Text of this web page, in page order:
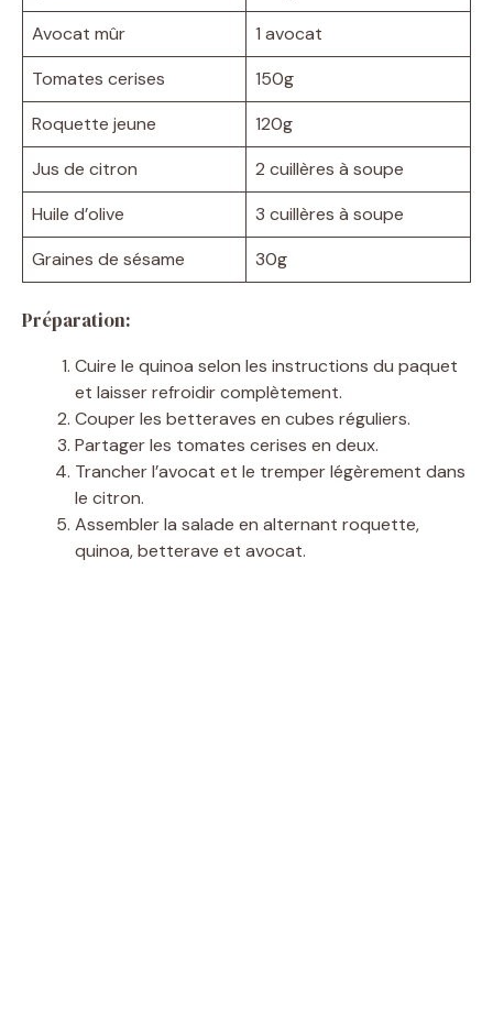
Avocat mûr
1 avocat
Tomates cerises
150g
Roquette jeune
120g
Jus de citron
2 cuillères à soupe
Huile d’olive
3 cuillères à soupe
Graines de sésame
30g
Préparation:
Cuire le quinoa selon les instructions du paquet
et laisser refroidir complètement.
Couper les betteraves en cubes réguliers.
Partager les tomates cerises en deux.
Trancher l’avocat et le tremper légèrement dans
le citron.
Assembler la salade en alternant roquette,
quinoa, betterave et avocat.